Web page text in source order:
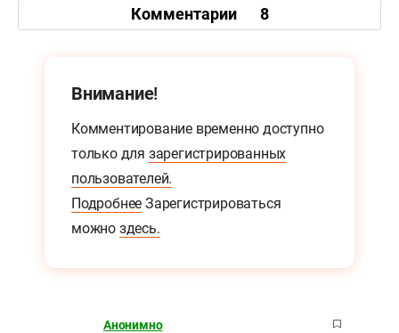
Комментарии 8
Внимание!
Комментирование временно доступно
только для зарегистрированных
пользователей.
Подробнее Зарегистрироваться
можно здесь.
Анонимно